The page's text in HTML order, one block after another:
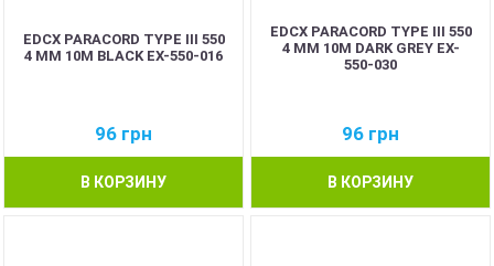
EDCX PARACORD TYPE III 550
4 ММ 10М BLACK EX-550-016
96 грн
В КОРЗИНУ
EDCX PARACORD TYPE III 550
4 ММ 10М DARK GREY EX-
550-030
96 грн
В КОРЗИНУ